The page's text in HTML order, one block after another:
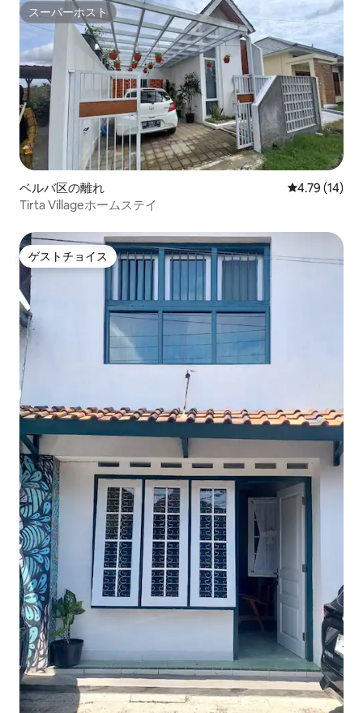
スーパーホスト
スーパーホスト
ベルバ区の離れ レビュー14
4.79 (14)
Tirta Villageホームステイ
ゲストチョイス
ゲストチョイス